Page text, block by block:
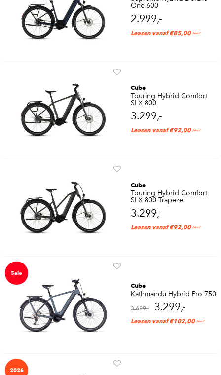
One 600
2.999,-
Leasen vanaf €85,00 /mnd
Cube
Touring Hybrid Comfort
SLX 800
3.299,-
Leasen vanaf €92,00 /mnd
Cube
Touring Hybrid Comfort
SLX 800 Trapeze
3.299,-
Leasen vanaf €92,00 /mnd
Sale
Cube
Kathmandu Hybrid Pro 750
3.699,- 3.299,-
Leasen vanaf €102,00 /mnd
2026